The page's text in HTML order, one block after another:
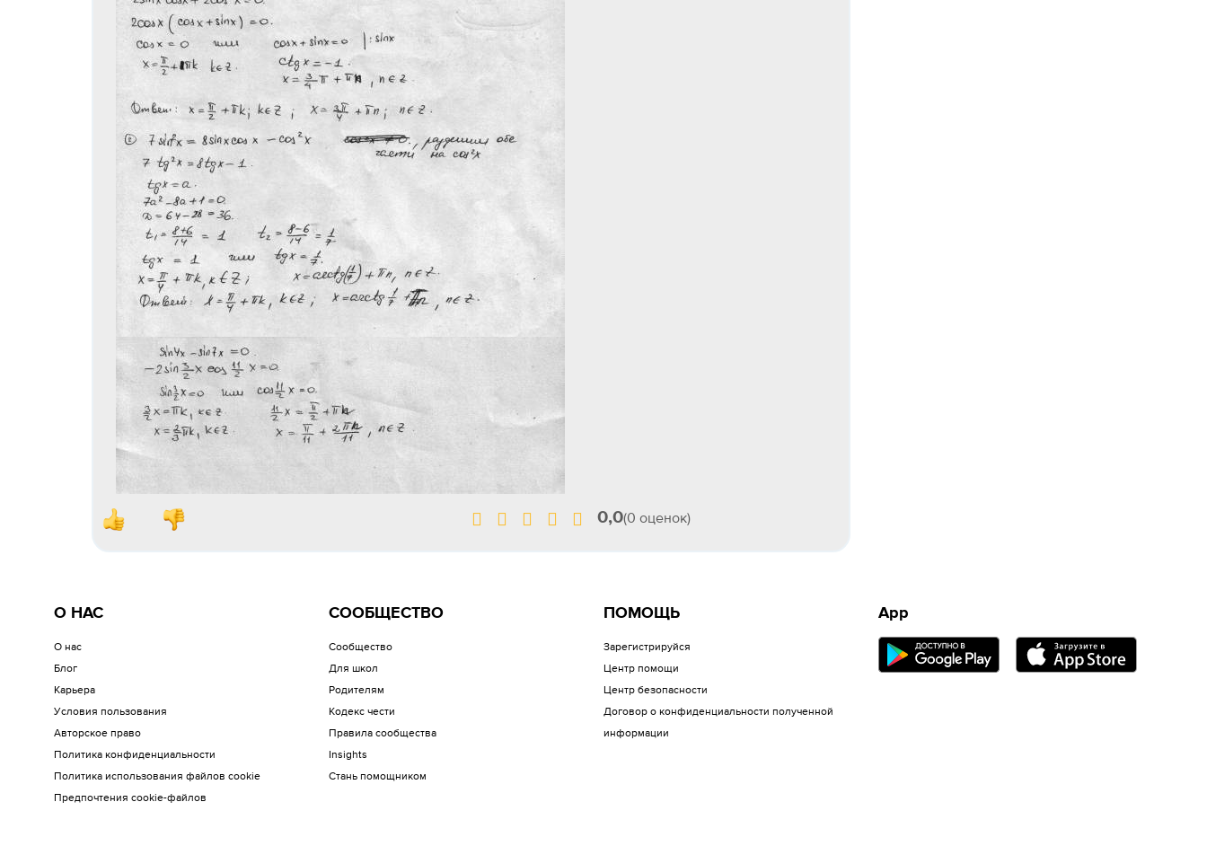
0,0(0 оценок)
О НАС
О нас
Блог
Карьера
Условия пользования
Авторское право
Политика конфиденциальности
Политика использования файлов cookie
Предпочтения cookie-файлов
СООБЩЕСТВО
Сообщество
Для школ
Родителям
Кодекс чести
Правила сообщества
Insights
Стань помощником
ПОМОЩЬ
Зарегистрируйся
Центр помощи
Центр безопасности
Договор о конфиденциальности полученной
информации
App